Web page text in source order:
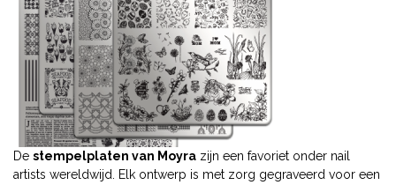
De stempelplaten van Moyra zijn een favoriet onder nail
artists wereldwijd. Elk ontwerp is met zorg gegraveerd voor een